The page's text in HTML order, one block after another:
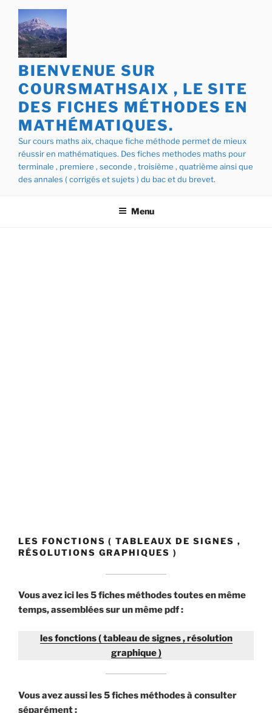
Aller
contenu
principal
BIENVENUE SUR
COURSMATHSAIX , LE SITE
DES FICHES MÉTHODES EN
MATHÉMATIQUES.
Sur cours maths aix, chaque fiche méthode permet de mieux
réussir en mathématiques. Des fiches methodes maths pour
terminale , premiere , seconde , troisième , quatrième ainsi que
des annales ( corrigés et sujets ) du bac et du brevet.
Menu
LES FONCTIONS ( TABLEAUX DE SIGNES ,
RÉSOLUTIONS GRAPHIQUES )
Vous avez ici les 5 fiches méthodes toutes en même
temps, assemblées sur un même pdf :
les fonctions ( tableau de signes , résolution
graphique )
Vous avez aussi les 5 fiches méthodes à consulter
séparément :